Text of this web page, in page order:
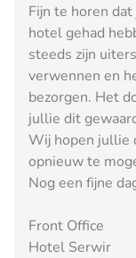
Fijn te horen
hotel gehad
steeds zijn
verwennen en
bezorgen. Het
jullie dit
Wij hopen jullie
opnieuw te
Nog een fijne
Front Office
Hotel Serwir